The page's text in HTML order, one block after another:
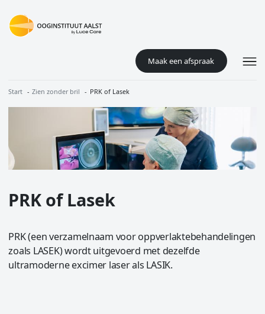
Maak een afspraak
Kruimelpad
Start Zien zonder bril PRK of Lasek
PRK of Lasek
PRK (een verzamelnaam voor oppverlaktebehandelingen
zoals LASEK) wordt uitgevoerd met dezelfde
ultramoderne excimer laser als LASIK.